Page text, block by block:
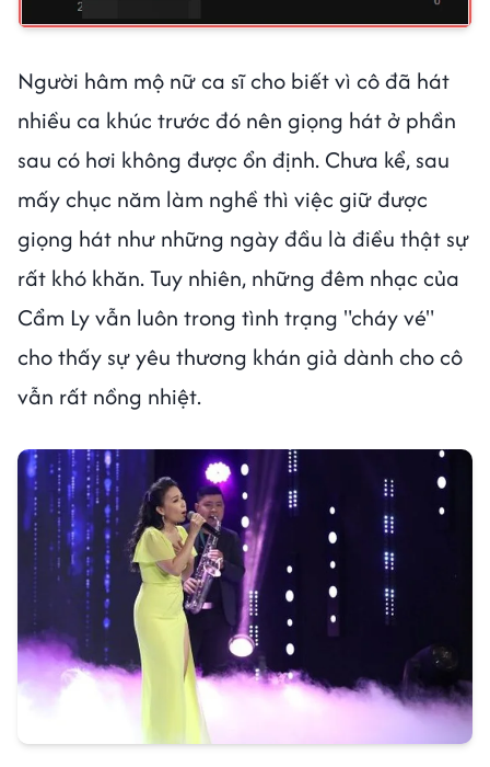
Người hâm mộ nữ ca sĩ cho biết vì cô đã hát
nhiều ca khúc trước đó nên giọng hát ở phần
sau có hơi không được ổn định. Chưa kể, sau
mấy chục năm làm nghề thì việc giữ được
giọng hát như những ngày đầu là điều thật sự
rất khó khăn. Tuy nhiên, những đêm nhạc của
Cẩm Ly vẫn luôn trong tình trạng "cháy vé"
cho thấy sự yêu thương khán giả dành cho cô
vẫn rất nồng nhiệt.